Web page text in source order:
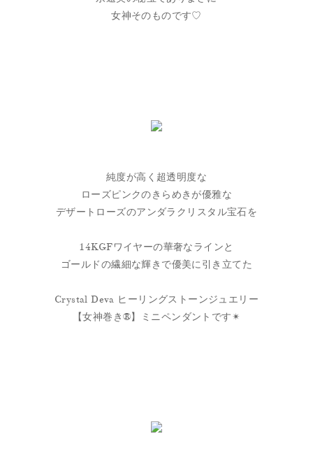
女神そのものです♡
純度が高く超透明度な
ローズピンクのきらめきが優雅な
デザートローズのアンダラクリスタル宝石を
14KGFワイヤーの華奢なラインと
ゴールドの繊細な輝きで優美に引き立てた
Crystal Deva ヒーリングストーンジュエリー
【女神巻き®】ミニペンダントです✴︎